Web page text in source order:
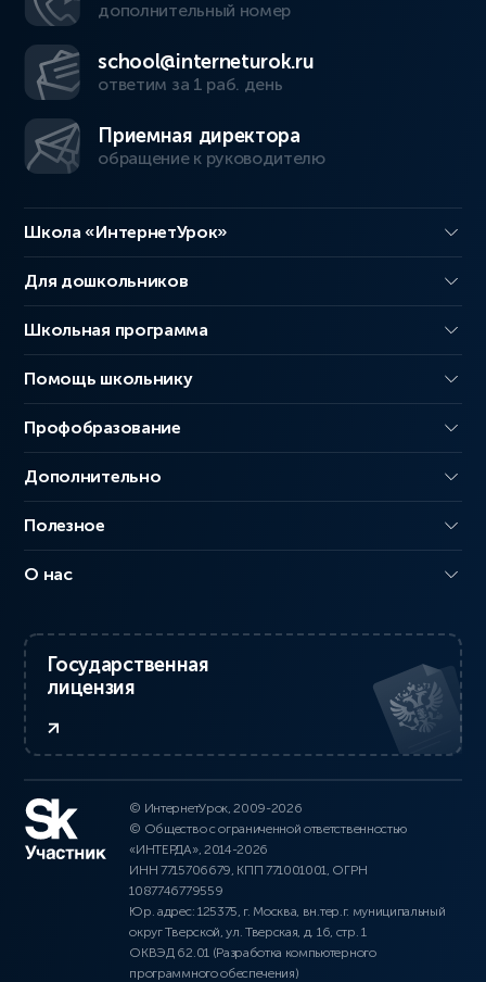
дополнительный номер
school@interneturok.ru
ответим за 1 раб. день
Приемная директора
обращение к руководителю
Школа «ИнтернетУрок»
Для дошкольников
Школьная программа
Помощь школьнику
Профобразование
Дополнительно
Полезное
О нас
Государственная
лицензия
© ИнтернетУрок, 2009-2026
© Общество с ограниченной ответственностью
«ИНТЕРДА», 2014-2026
ИНН 7715706679, КПП 771001001, ОГРН
1087746779559
Юр. адрес: 125375, г. Москва, вн.тер.г. муниципальный
округ Тверской, ул. Тверская, д. 16, стр. 1
ОКВЭД 62.01 (Разработка компьютерного
программного обеспечения)